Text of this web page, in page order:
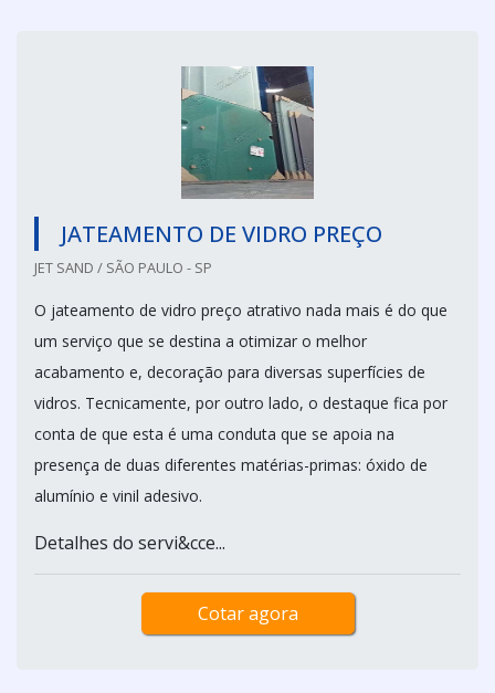
JATEAMENTO DE VIDRO PREÇO
JET SAND / SÃO PAULO - SP
O jateamento de vidro preço atrativo nada mais é do que
um serviço que se destina a otimizar o melhor
acabamento e, decoração para diversas superfícies de
vidros. Tecnicamente, por outro lado, o destaque fica por
conta de que esta é uma conduta que se apoia na
presença de duas diferentes matérias-primas: óxido de
alumínio e vinil adesivo.
Detalhes do servi&cce...
Cotar agora